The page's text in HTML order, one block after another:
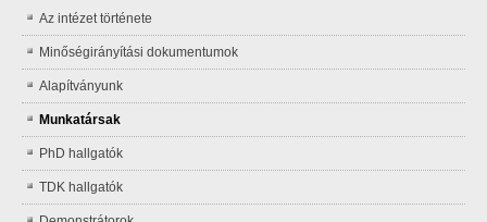
Az intézet története
Minőségirányítási dokumentumok
Alapítványunk
Munkatársak
PhD hallgatók
TDK hallgatók